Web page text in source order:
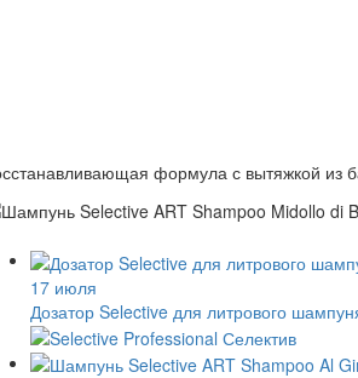
формула с вытяжкой из
17 июля
Дозатор Selective для литрового